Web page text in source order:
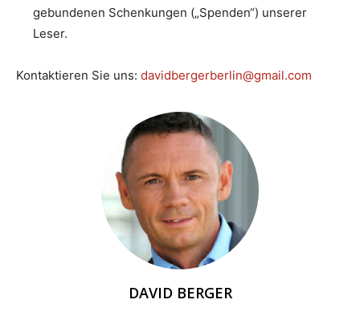
gebundenen Schenkungen („Spenden“) unserer
Leser.
Kontaktieren Sie uns: davidbergerberlin@gmail.com
DAVID BERGER